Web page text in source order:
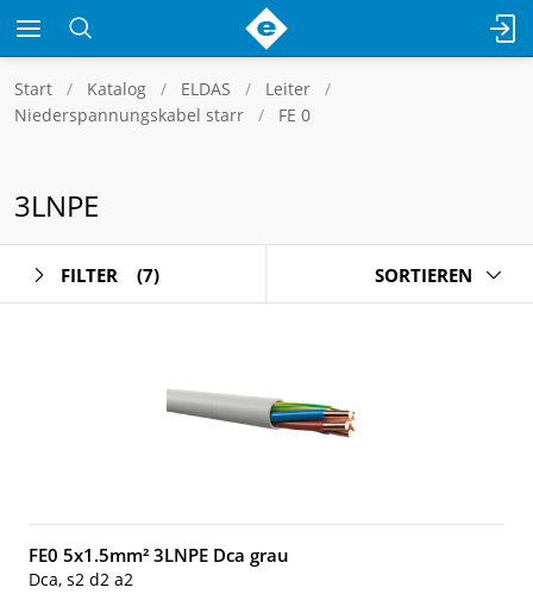
Start Katalog ELDAS
Leiter
Niederspannungskabel starr
FE 0
3LNPE
FILTER (7) SORTIEREN
FE0 5x1.5mm² 3LNPE Dca grau
Dca, s2 d2 a2